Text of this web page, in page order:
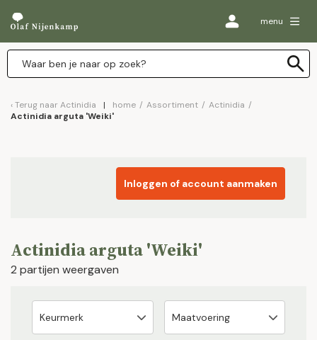
menu
Terug naar Actinidia home / Assortiment / Actinidia /
Actinidia arguta 'Weiki'
Inloggen of account aanmaken
Actinidia arguta 'Weiki'
2 partijen weergaven